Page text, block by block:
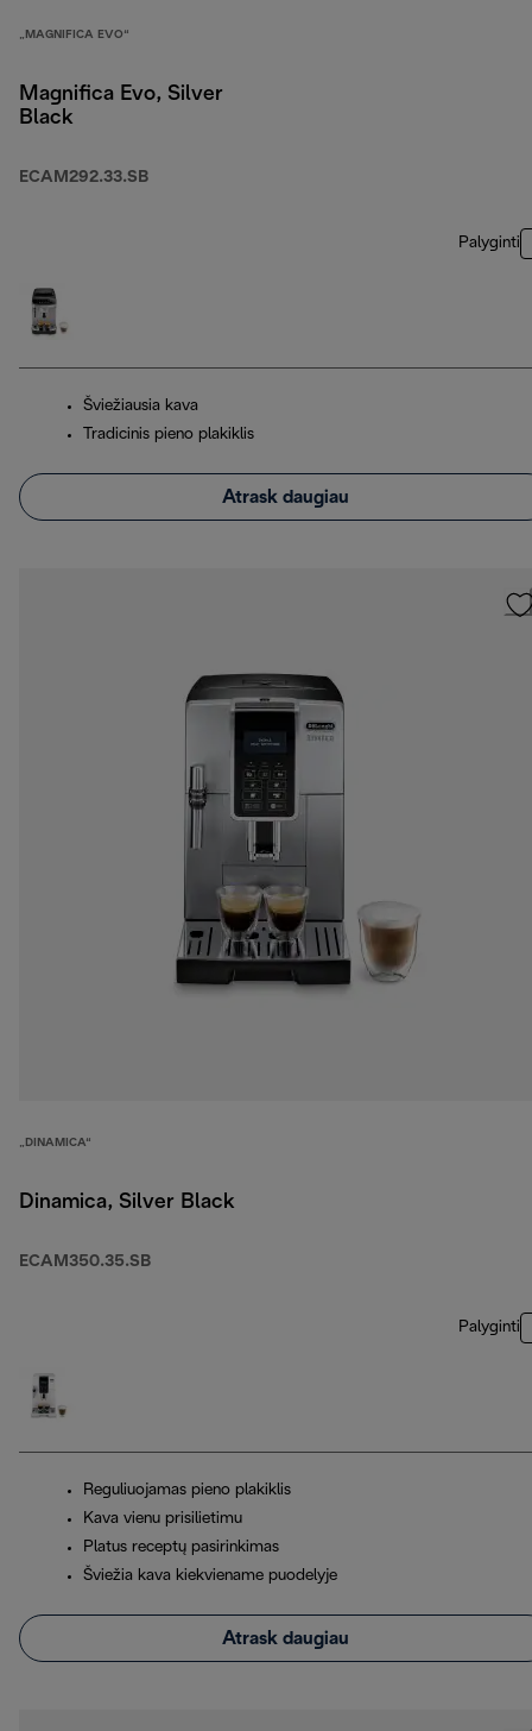
„MAGNIFICA EVO“
Magnifica Evo, Silver
Black
ECAM292.33.SB
Palyginti
Šviežiausia kava
Tradicinis pieno plakiklis
Atrask daugiau
„DINAMICA“
Dinamica, Silver Black
ECAM350.35.SB
Palyginti
Reguliuojamas pieno plakiklis
Kava vienu prisilietimu
Platus receptų pasirinkimas
Šviežia kava kiekviename puodelyje
Atrask daugiau